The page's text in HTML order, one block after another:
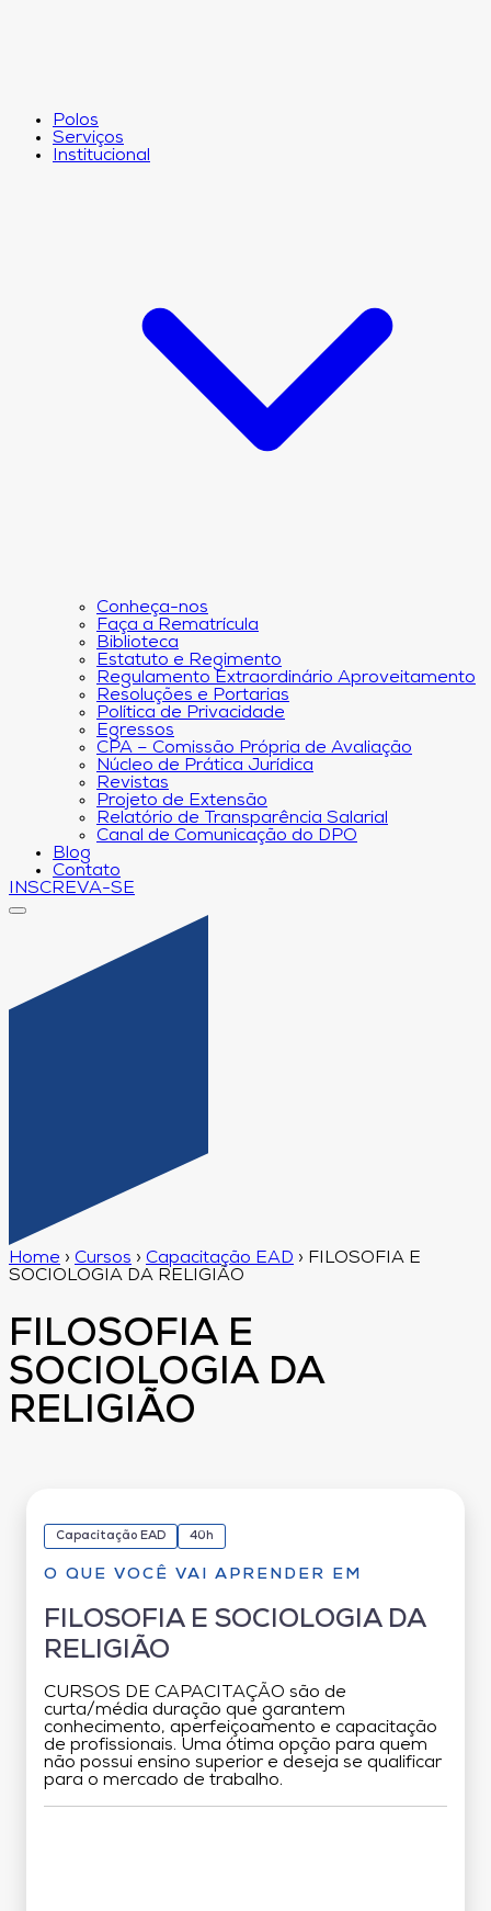
Polos
Serviços
Institucional
Conheça-nos
Faça a Rematrícula
Biblioteca
Estatuto e Regimento
Regulamento Extraordinário Aproveitamento
Resoluções e Portarias
Política de Privacidade
Egressos
CPA – Comissão Própria de Avaliação
Núcleo de Prática Jurídica
Revistas
Projeto de Extensão
Relatório de Transparência Salarial
Canal de Comunicação do DPO
Blog
Contato
INSCREVA-SE
Home › Cursos › Capacitação EAD › FILOSOFIA E
SOCIOLOGIA DA RELIGIÃO
FILOSOFIA E
SOCIOLOGIA DA
RELIGIÃO
Capacitação EAD 40h
O QUE VOCÊ VAI APRENDER EM
FILOSOFIA E SOCIOLOGIA DA
RELIGIÃO
CURSOS DE CAPACITAÇÃO são de
curta/média duração que garantem
conhecimento, aperfeiçoamento e capacitação
de profissionais. Uma ótima opção para quem
não possui ensino superior e deseja se qualificar
para o mercado de trabalho.